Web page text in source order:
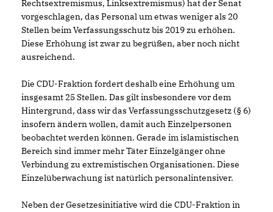
Rechtsextremismus, Linksextremismus) hat der Senat
vorgeschlagen, das Personal um etwas weniger als 20
Stellen beim Verfassungsschutz bis 2019 zu erhöhen.
Diese Erhöhung ist zwar zu begrüßen, aber noch nicht
ausreichend.
Die CDU-Fraktion fordert deshalb eine Erhöhung um
insgesamt 25 Stellen. Das gilt insbesondere vor dem
Hintergrund, dass wir das Verfassungsschutzgesetz (§ 6)
insofern ändern wollen, damit auch Einzelpersonen
beobachtet werden können. Gerade im islamistischen
Bereich sind immer mehr Täter Einzelgänger ohne
Verbindung zu extremistischen Organisationen. Diese
Einzelüberwachung ist natürlich personalintensiver.
Neben der Gesetzesinitiative wird die CDU-Fraktion in